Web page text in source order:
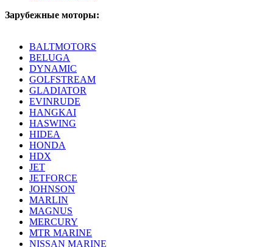
Зарубежные моторы:
BALTMOTORS
BELUGA
DYNAMIC
GOLFSTREAM
GLADIATOR
EVINRUDE
HANGKAI
HASWING
HIDEA
HONDA
HDX
JET
JETFORCE
JOHNSON
MARLIN
MAGNUS
MERCURY
MTR MARINE
NISSAN MARINE